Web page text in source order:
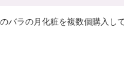
バラの月化粧を複数個購入して